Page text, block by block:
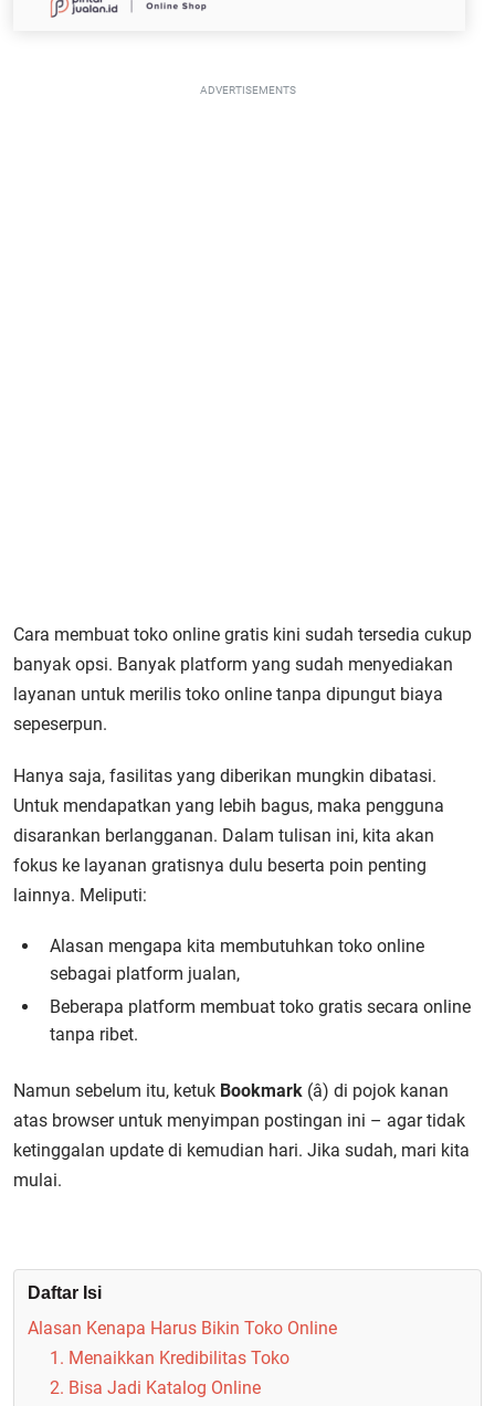
ADVERTISEMENTS
Cara membuat toko online gratis kini sudah tersedia cukup
banyak opsi. Banyak platform yang sudah menyediakan
layanan untuk merilis toko online tanpa dipungut biaya
sepeserpun.
Hanya saja, fasilitas yang diberikan mungkin dibatasi.
Untuk mendapatkan yang lebih bagus, maka pengguna
disarankan berlangganan. Dalam tulisan ini, kita akan
fokus ke layanan gratisnya dulu beserta poin penting
lainnya. Meliputi:
Alasan mengapa kita membutuhkan toko online
sebagai platform jualan,
Beberapa platform membuat toko gratis secara online
tanpa ribet.
Namun sebelum itu, ketuk Bookmark (â­) di pojok kanan
atas browser untuk menyimpan postingan ini – agar tidak
ketinggalan update di kemudian hari. Jika sudah, mari kita
mulai.
Daftar Isi
Alasan Kenapa Harus Bikin Toko Online
1. Menaikkan Kredibilitas Toko
2. Bisa Jadi Katalog Online